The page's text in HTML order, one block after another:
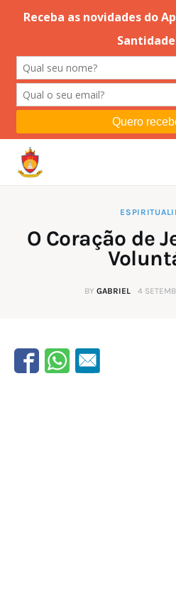
Editorial
Orações
Instruções
Espiritualidade
O Coração de
BY GABRIEL 4